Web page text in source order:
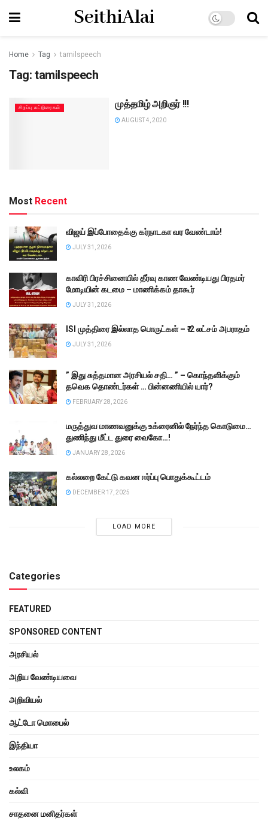
SeithiAlai
Home Tag tamilspeech
Tag: tamilspeech
சிறப்பு கட்டுரைகள் முத்தமிழ் அறிஞர் !!!
AUGUST 4, 2020
Most Recent
விஜய் இப்போதைக்கு கர்நாடகா வர வேண்டாம்!
JULY 31, 2026
காவிரி பிரச்சினையில் தீர்வு காண வேண்டியது பிரதமர்
மோடியின் கடமை – மாணிக்கம் தாகூர்
JULY 31, 2026
ISI முத்திரை இல்லாத பொருட்கள் – ₹.2 லட்சம் அபராதம்
JULY 31, 2026
” இது சுத்தமான அரசியல் சதி… ” – கொந்தளிக்கும்
தவெக தொண்டர்கள் … பின்னணியில் யார்?
FEBRUARY 28, 2026
மருத்துவ மாணவனுக்கு உக்ரைனில் நேர்ந்த கொடுமை…
துணிந்து மீட்ட துரை வைகோ…!
JANUARY 28, 2026
கல்லறை கேட்டு கவன ஈர்ப்பு பொதுக்கூட்டம்
DECEMBER 17, 2025
LOAD MORE
Categories
FEATURED
SPONSORED CONTENT
அரசியல்
அறிய வேண்டியவை
அறிவியல்
ஆட்டோ மொபைல்
இந்தியா
உலகம்
கல்வி
சாதனை மனிதர்கள்